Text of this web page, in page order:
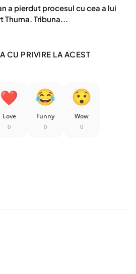
a pierdut procesul cu cea a lui
Thuma. Tribuna...
CU PRIVIRE LA ACEST
Love
0
Funny
0
Wow
0